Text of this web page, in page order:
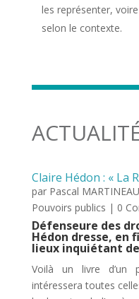
les représenter,
selon le contexte.
Claire Hédon : « La
par Pascal MARTINEAU
Pouvoirs publics | 0
Défenseure des
Hédon dresse, en
lieux inquiétant
Voilà un livre d’un
intéressera toutes